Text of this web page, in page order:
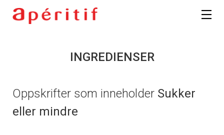
INGREDIENSER
Oppskrifter som inneholder Sukker
eller mindre